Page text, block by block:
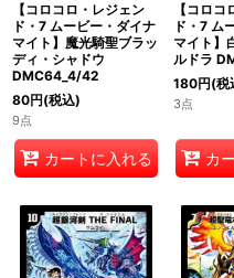
【コロコロ・レジェン
ド・7 ムービー・ダイナ
マイト】魔光騎聖ブラッ
ディ・シャドウ
DMC64_4/42
80円(税込)
9点
カートに入れる
【コロ
ド・7 ム
マイト】
ルドラ
180円(税
3点
カ